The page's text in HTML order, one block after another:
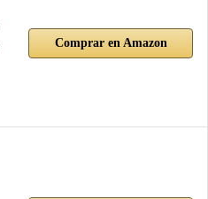
Comprar en Amazon